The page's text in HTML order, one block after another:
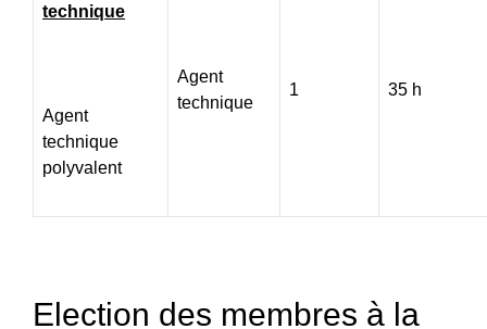
technique
Agent
technique
polyvalent
Agent
technique
1 35 h
Election des membres à la